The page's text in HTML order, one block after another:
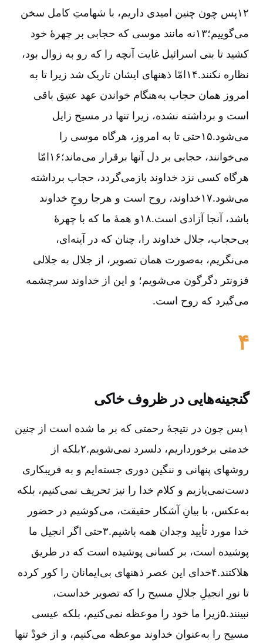
۱۲پس چون چنین امیدی داریم، با شهامتِ کامل سخن
می‌گوییم؛۱۳نه مانند موسی که حجابی بر چهرۀ خود
کشید تا بنی اسرائیل غایت آنچه را که رو به زوال بود،
نظاره نکنند.۱۴امّا ذهنهای ایشان تاریک شد زیرا تا به
امروز همان حجاب به‌هنگام خواندن عهد عتیق باقی
است و برداشته نشده، زیرا تنها در مسیح زایل
می‌شود.۱۵حتی تا به امروز، هرگاه موسی را
می‌خوانند، حجابی بر دل آنها برقرار می‌ماند؛۱۶امّا
هرگاه کسی نزد خداوند بازمی‌گردد، حجاب برداشته
می‌شود.۱۷خداوند، روح است و هر‌جا روحِ خداوند
باشد، آنجا آزادی است.۱۸و همۀ ما که با چهرۀ
بی‌حجاب، جلال خداوند را، چنان که در آینه‌ای،
می‌نگریم، به‌صورت همان تصویر، از جلال به جلالی
فزونتر دگرگون می‌شویم؛ و این از خداوند سرچشمه
می‌گیرد که روح است.
۴
گنجینه‌هایی در ظروف خاکی
۱پس چون در نتیجۀ رحمتی که بر ما شده است از چنین
خدمتی برخورداریم، دلسرد نمی‌شویم.۲بلکه از
روشهای پنهانی و ننگین دوری جسته‌ایم و به فریبکاری
دست‌نمی‌یازیم و کلام خدا را نیز تحریف نمی‌کنیم، بلکه
به‌عکس، با بیانِ آشکار حقیقت، می‌کوشیم در حضور
خدا مورد تأیید وجدان همه باشیم.۳حتی اگر انجیل ما
پوشیده است، بر کسانی پوشیده است که در طریق
هلاکتند.۴خدای این عصر ذهنهای بی‌ایمانان را کور کرده
تا نورِ انجیلِ جلالِ مسیح را که تصویر خداست،
نبینند.۵زیرا ما خود را موعظه نمی‌کنیم، بلکه عیسی
مسیح را به‌عنوان خداوند موعظه می‌کنیم، و از خودْ تنها